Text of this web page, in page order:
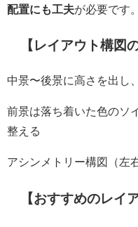
配置にも工夫が必要です。
【レイアウト構図
中景〜後景に高さを出し、
前景は落ち着いた色のソ
整える
アシンメトリー構図（左
【おすすめのレイ